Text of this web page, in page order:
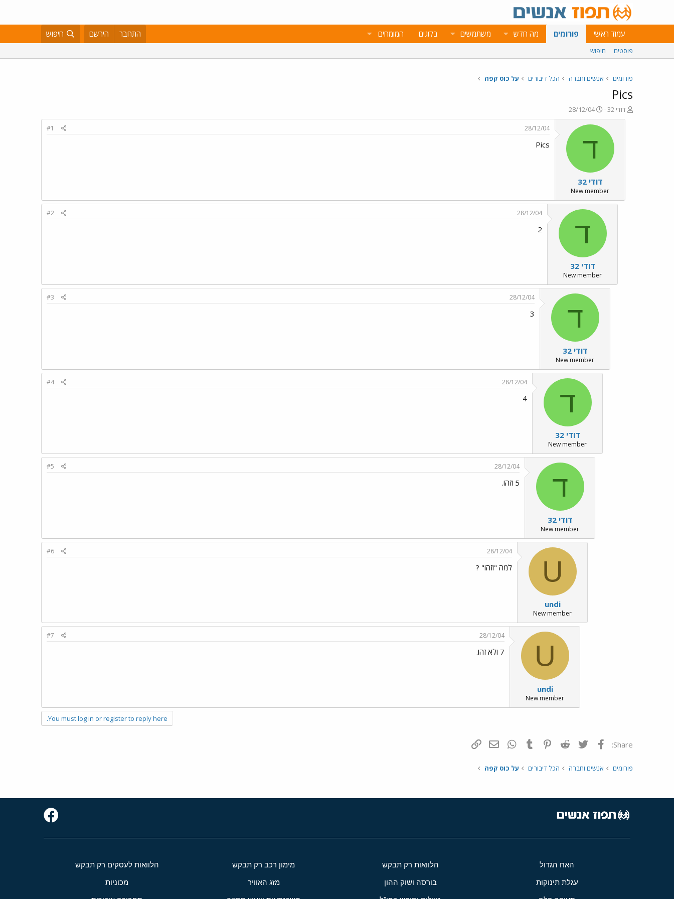
עמוד ראשי פורומים מה חדש משתמשים בלוגים המומחים התחבר הירשם חיפוש
פוסטים חיפוש
פורומים אנשים וחברה הכל דיבורים על כוס קפה
Pics
פ
ו
דודי 32
פ
ו
ר
ם
א
ר
י
ך
28/12/04
ד
דודי 32
New member
28/12/04
#1
Pics
ד
דודי 32
New member
28/12/04
#2
2
ד
דודי 32
New member
28/12/04
#3
3
ד
דודי 32
New member
28/12/04
#4
4
ד
דודי 32
New member
28/12/04
#5
5 וזהו.
U
undi
New member
28/12/04
#6
למה "וזהו" ?
U
undi
New member
28/12/04
#7
7 ולא זהו.
You must log in or register to reply here.
Share: פייסבוק Twitter
Reddit
Pinterest
Tumblr
WhatsAppדואר אלקטרוני
פורומים אנשים וחברה הכל דיבורים על כוס קפה
האח הגדול הלוואות רק תבקש מימון רכב רק תבקש הלוואות לעסקים רק תבקש
עגלת תינוקות בורסה ושוק ההון מזג האוויר מכוניות